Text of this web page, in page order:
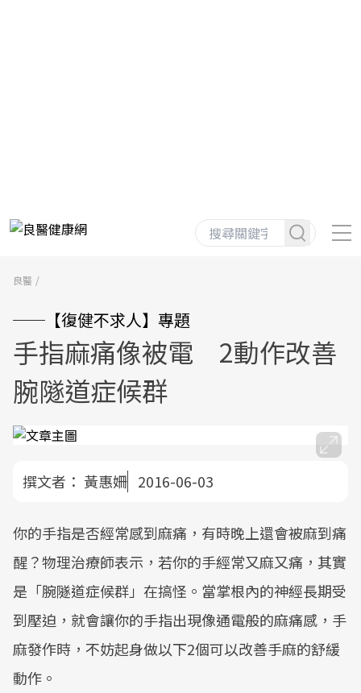
良醫
──【復健不求人】專題
手指麻痛像被電 2動作改善
腕隧道症候群
撰文者： 黃惠姍 2016-06-03
你的手指是否經常感到麻痛，有時晚上還會被麻到痛
醒？物理治療師表示，若你的手經常又麻又痛，其實
是「腕隧道症候群」在搞怪。當掌根內的神經長期受
到壓迫，就會讓你的手指出現像通電般的麻痛感，手
麻發作時，不妨起身做以下2個可以改善手麻的舒緩
動作。